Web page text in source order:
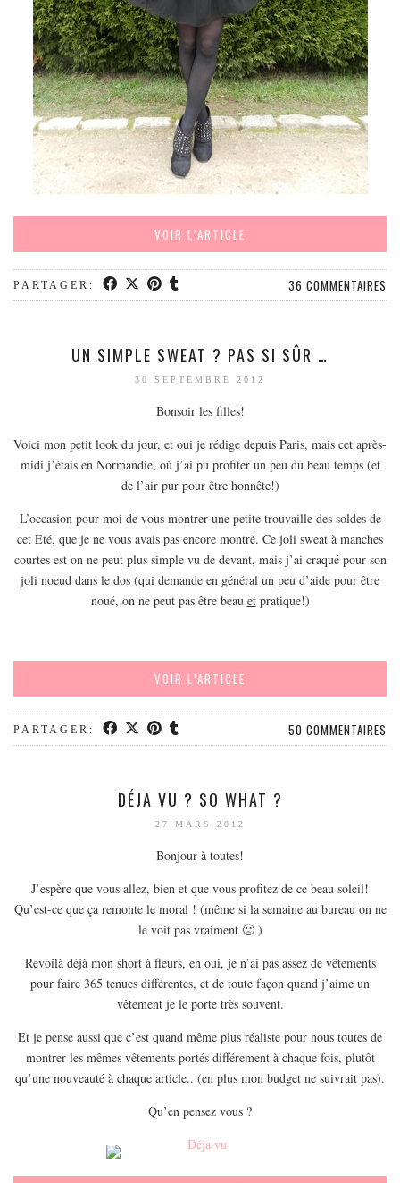
VOIR L’ARTICLE
PARTAGER: 36 COMMENTAIRES
UN SIMPLE SWEAT ? PAS SI SÛR …
30 SEPTEMBRE 2012
Bonsoir les filles!
Voici mon petit look du jour, et oui je rédige depuis Paris, mais cet après-
midi j’étais en Normandie, où j’ai pu profiter un peu du beau temps (et
de l’air pur pour être honnête!)
L’occasion pour moi de vous montrer une petite trouvaille des soldes de
cet Eté, que je ne vous avais pas encore montré. Ce joli sweat à manches
courtes est on ne peut plus simple vu de devant, mais j’ai craqué pour son
joli noeud dans le dos (qui demande en général un peu d’aide pour être
noué, on ne peut pas être beau etpratique!)
VOIR L’ARTICLE
PARTAGER: 50 COMMENTAIRES
DÉJA VU ? SO WHAT ?
27 MARS 2012
Bonjour à toutes!
J’espère que vous allez, bien et que vous profitez de ce beau soleil!
Qu’est-ce que ça remonte le moral ! (même si la semaine au bureau on ne
le voit pas vraiment 🙁 )
Revoilà déjà mon short à fleurs, eh oui, je n’ai pas assez de vêtements
pour faire 365 tenues différentes, et de toute façon quand j’aime un
vêtement je le porte très souvent.
Et je pense aussi que c’est quand même plus réaliste pour nous toutes de
montrer les mêmes vêtements portés différement à chaque fois, plutôt
qu’une nouveauté à chaque article.. (en plus mon budget ne suivrait pas).
Qu’en pensez vous ?